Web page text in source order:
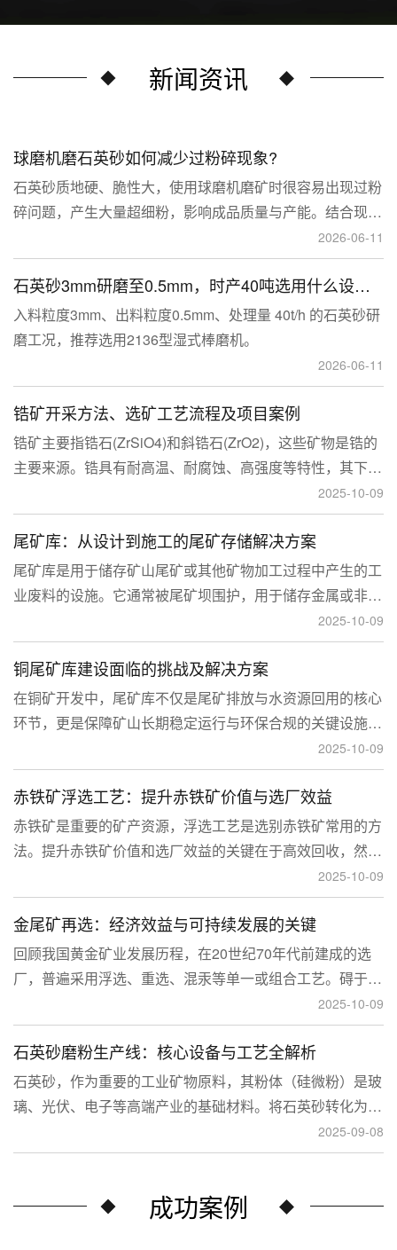
新闻资讯
球磨机磨石英砂如何减少过粉碎现象?
石英砂质地硬、脆性大，使用球磨机磨矿时很容易出现过粉
碎问题，产生大量超细粉，影响成品质量与产能。结合现场
生产经验，可通过工艺、研磨介质、运行参数、配套设备多
维度优化，改善该问题。
2026-06-11
石英砂3mm研磨至0.5mm，时产40吨选用什么设备？
入料粒度3mm、出料粒度0.5mm、处理量 40t/h 的石英砂研
磨工况，推荐选用2136型湿式棒磨机。
2026-06-11
锆矿开采方法、选矿工艺流程及项目案例
锆矿主要指锆石(ZrSiO4)和斜锆石(ZrO2)，这些矿物是锆的
主要来源。锆具有耐高温、耐腐蚀、高强度等特性，其下游
应用涉及核工业、陶瓷、耐火材料、铸造、电子和化工等多
个领域，尤其在高性能陶瓷和锆基合金中的需求不断增长。
2025-10-09
尾矿库：从设计到施工的尾矿存储解决方案
尾矿库是用于储存矿山尾矿或其他矿物加工过程中产生的工
业废料的设施。它通常被尾矿坝围护，用于储存金属或非金
属矿山的尾矿。尾矿库通常包括尾矿处理系统、排水系统和
回水系统。根据地形，尾矿库可分为山谷型、山坡型、平地
型和河流拦截型。
2025-10-09
铜尾矿库建设面临的挑战及解决方案
在铜矿开发中，尾矿库不仅是尾矿排放与水资源回用的核心
环节，更是保障矿山长期稳定运行与环保合规的关键设施。
然而，铜矿尾矿本身具有粒度细、水量大、化学活性强等特
性，使尾矿库在坝体稳定、防渗处理与排洪系统设计方面面
临更高技术挑战。
2025-10-09
赤铁矿浮选工艺：提升赤铁矿价值与选厂效益
赤铁矿是重要的矿产资源，浮选工艺是选别赤铁矿常用的方
法。提升赤铁矿价值和选厂效益的关键在于高效回收，然
而，赤铁矿往往存在嵌布粒度细、易泥化、存在高硅铝杂质
等特征。利用传统的浮选工艺进行处理会面临回收率低、精
矿品位不稳定、药剂成本高等问题。
2025-10-09
金尾矿再选：经济效益与可持续发展的关键
回顾我国黄金矿业发展历程，在20世纪70年代前建成的选
厂，普遍采用浮选、重选、混汞等单一或组合工艺。碍于当
时选矿工艺水平的限制，回收率普遍较低，大量细粒金、包
裹金或与特定矿物共生的金流失到尾矿中，造成了巨大的经
济损失。
2025-10-09
石英砂磨粉生产线：核心设备与工艺全解析
石英砂，作为重要的工业矿物原料，其粉体（硅微粉）是玻
璃、光伏、电子等高端产业的基础材料。将石英砂转化为高
附加值的粉体，离不开一套专业的石英砂磨粉成套设备。本
文将从设备、工艺到应用，为您全面解析这条生产线。
2025-09-08
成功案例